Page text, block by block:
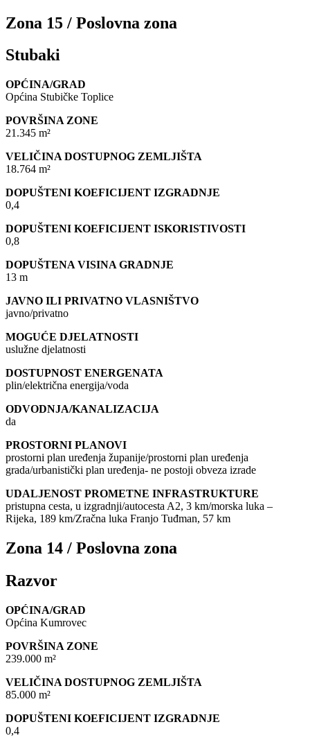
Zona 15 / Poslovna zona
Stubaki
OPĆINA/GRAD
Općina Stubičke Toplice
POVRŠINA ZONE
21.345 m²
VELIČINA DOSTUPNOG ZEMLJIŠTA
18.764 m²
DOPUŠTENI KOEFICIJENT IZGRADNJE
0,4
DOPUŠTENI KOEFICIJENT ISKORISTIVOSTI
0,8
DOPUŠTENA VISINA GRADNJE
13 m
JAVNO ILI PRIVATNO VLASNIŠTVO
javno/privatno
MOGUĆE DJELATNOSTI
uslužne djelatnosti
DOSTUPNOST ENERGENATA
plin/električna energija/voda
ODVODNJA/KANALIZACIJA
da
PROSTORNI PLANOVI
prostorni plan uređenja županije/prostorni plan uređenja
grada/urbanistički plan uređenja- ne postoji obveza izrade
UDALJENOST PROMETNE INFRASTRUKTURE
pristupna cesta, u izgradnji/autocesta A2, 3 km/morska luka –
Rijeka, 189 km/Zračna luka Franjo Tuđman, 57 km
Zona 14 / Poslovna zona
Razvor
OPĆINA/GRAD
Općina Kumrovec
POVRŠINA ZONE
239.000 m²
VELIČINA DOSTUPNOG ZEMLJIŠTA
85.000 m²
DOPUŠTENI KOEFICIJENT IZGRADNJE
0,4